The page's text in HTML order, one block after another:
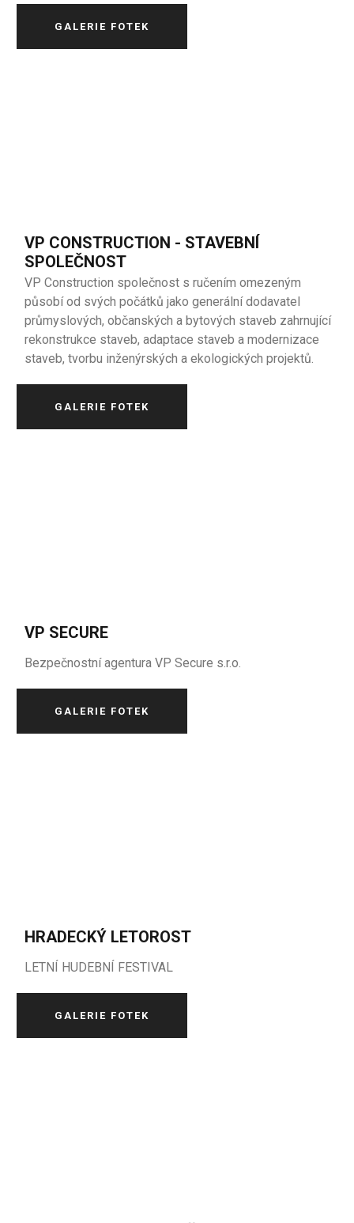
GALERIE FOTEK
VP CONSTRUCTION - STAVEBNÍ
SPOLEČNOST
VP Construction společnost s ručením omezeným
působí od svých počátků jako generální dodavatel
průmyslových, občanských a bytových staveb zahrnující
rekonstrukce staveb, adaptace staveb a modernizace
staveb, tvorbu inženýrských a ekologických projektů.
GALERIE FOTEK
VP SECURE
Bezpečnostní agentura VP Secure s.r.o.
GALERIE FOTEK
HRADECKÝ LETOROST
LETNÍ HUDEBNÍ FESTIVAL
GALERIE FOTEK